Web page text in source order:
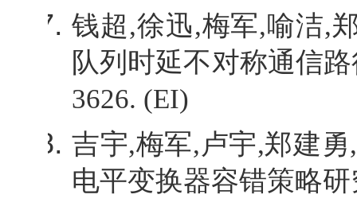
钱超,徐迅,梅军,喻洁,
队列时延不对称通信
3626. (EI)
吉宇,梅军,卢宇,郑建勇,
电平变换器容错策略研